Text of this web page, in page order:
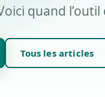
quand
Tous les articles